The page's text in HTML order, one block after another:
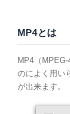
MP4とは
MP4（
のによく用い
が出来ます。